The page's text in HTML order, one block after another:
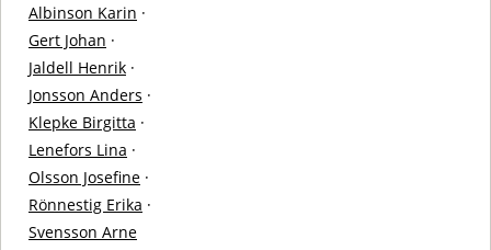
Albinson Karin ·
Gert Johan ·
Jaldell Henrik ·
Jonsson Anders ·
Klepke Birgitta ·
Lenefors Lina ·
Olsson Josefine ·
Rönnestig Erika ·
Svensson Arne